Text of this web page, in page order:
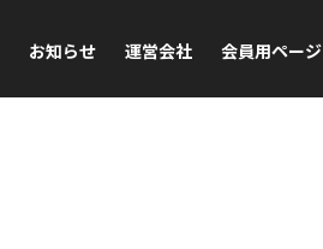
お知らせ 運営会社 会員用ページ